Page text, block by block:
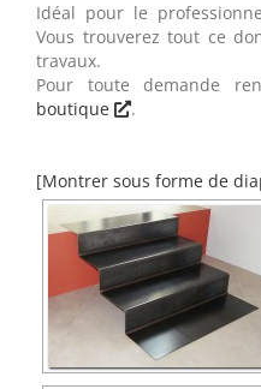
Idéal pour le
Vous trouverez tout ce
travaux.
Pour toute demande
boutique
.
[Montrer sous forme de